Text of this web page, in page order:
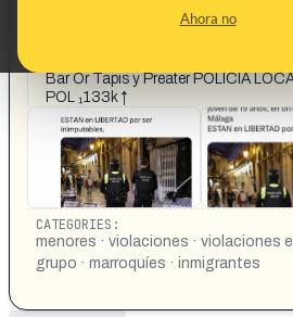
Ahora no
menores Marroquíes VIOLAN a una
inimputables. 432 ww W POLICIA
Bar Or Tapis y Preater POLICIA
POL ₁133k ↑
CATEGORIES:
menores · violaciones · violaciones
grupo · marroquíes · inmigrantes